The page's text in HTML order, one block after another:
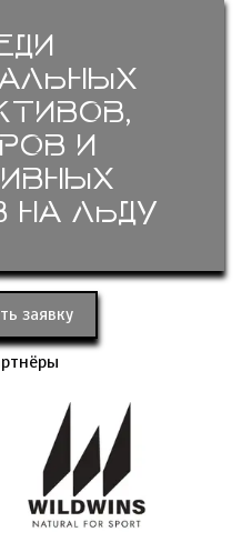
и
на льду
заявку